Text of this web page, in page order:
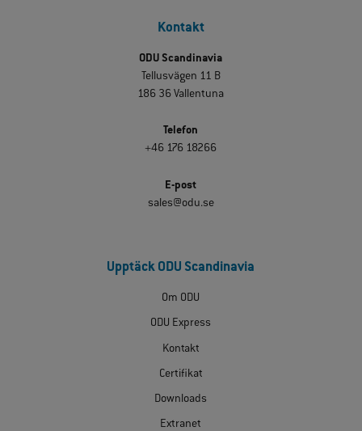
Kontakt
ODU Scandinavia
Tellusvägen 11 B
186 36 Vallentuna
Telefon
+46 176 18266
E-post
sales@odu.se
Upptäck ODU Scandinavia
Om ODU
ODU Express
Kontakt
Certifikat
Downloads
Extranet